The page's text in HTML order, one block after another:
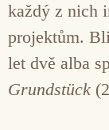
každý z nich
projektům.
let dvě alba
Grundstück